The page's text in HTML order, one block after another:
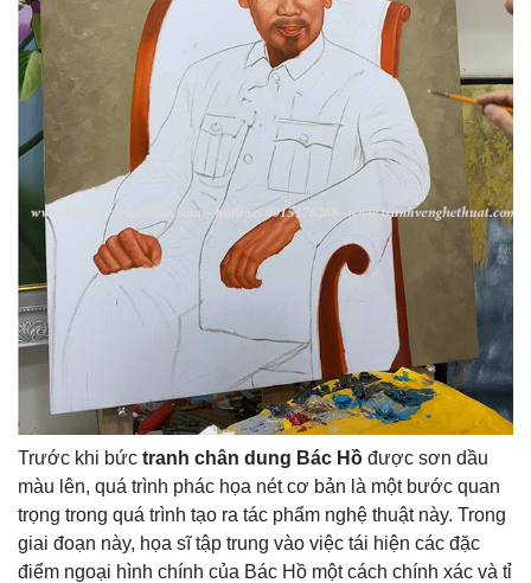
Trước khi bức tranh chân dung Bác Hồ được sơn dầu
màu lên, quá trình phác họa nét cơ bản là một bước quan
trọng trong quá trình tạo ra tác phẩm nghệ thuật này. Trong
giai đoạn này, họa sĩ tập trung vào việc tái hiện các đặc
điểm ngoại hình chính của Bác Hồ một cách chính xác và tỉ